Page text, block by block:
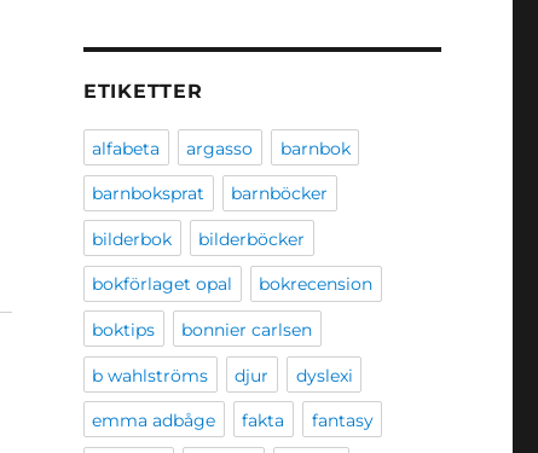
ETIKETTER
alfabeta argasso barnbok
barnboksprat barnböcker
bilderbok bilderböcker
bokförlaget opal bokrecension
boktips bonnier carlsen
b wahlströms djur dyslexi
emma adbåge fakta fantasy